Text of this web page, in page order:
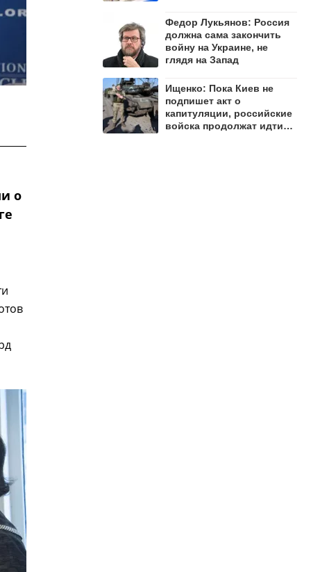
о
Федор Лукьянов: Россия
должна сама закончить
войну на Украине, не
глядя на Запад
Ищенко: Пока Киев не
подпишет акт о
капитуляции, российские
войска продолжат идти